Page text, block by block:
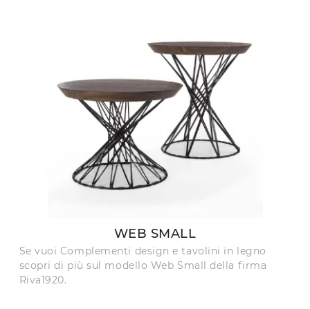
WEB SMALL
Se vuoi Complementi design e tavolini in legno
scopri di più sul modello Web Small della firma
Riva1920.